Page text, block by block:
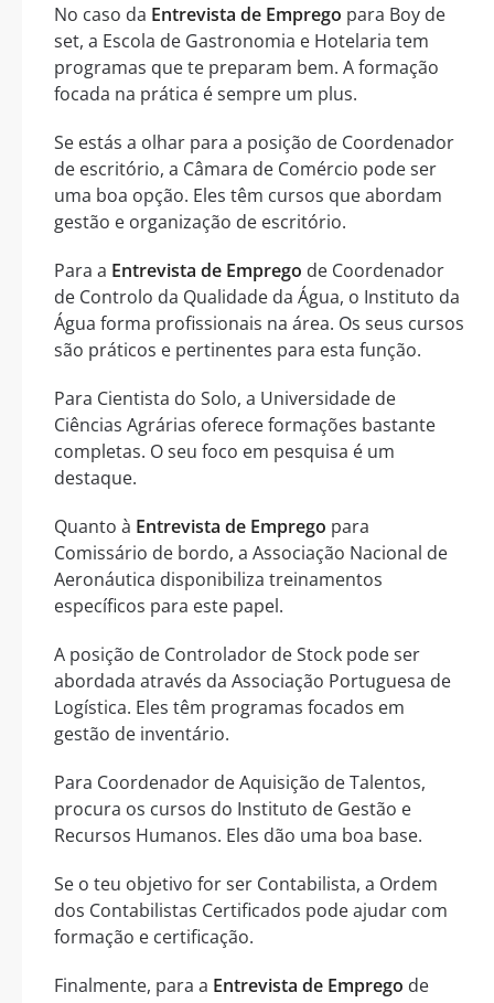
No caso da Entrevista de Emprego para Boy de
set, a Escola de Gastronomia e Hotelaria tem
programas que te preparam bem. A formação
focada na prática é sempre um plus.
Se estás a olhar para a posição de Coordenador
de escritório, a Câmara de Comércio pode ser
uma boa opção. Eles têm cursos que abordam
gestão e organização de escritório.
Para a Entrevista de Emprego de Coordenador
de Controlo da Qualidade da Água, o Instituto da
Água forma profissionais na área. Os seus cursos
são práticos e pertinentes para esta função.
Para Cientista do Solo, a Universidade de
Ciências Agrárias oferece formações bastante
completas. O seu foco em pesquisa é um
destaque.
Quanto à Entrevista de Emprego para
Comissário de bordo, a Associação Nacional de
Aeronáutica disponibiliza treinamentos
específicos para este papel.
A posição de Controlador de Stock pode ser
abordada através da Associação Portuguesa de
Logística. Eles têm programas focados em
gestão de inventário.
Para Coordenador de Aquisição de Talentos,
procura os cursos do Instituto de Gestão e
Recursos Humanos. Eles dão uma boa base.
Se o teu objetivo for ser Contabilista, a Ordem
dos Contabilistas Certificados pode ajudar com
formação e certificação.
Finalmente, para a Entrevista de Emprego de